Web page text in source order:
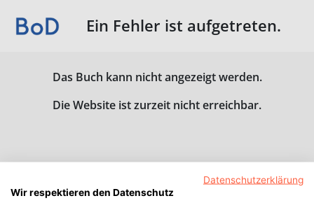
Ein Fehler ist aufgetreten.
Das Buch kann nicht angezeigt werden.
Die Website ist zurzeit nicht erreichbar.
Datenschutzerklärung
Wir respektieren den Datenschutz